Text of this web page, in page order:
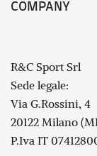
COMPANY
R&C Sport Srl
Sede legale:
Via G.Rossini, 4
20122 Milano
P.Iva IT